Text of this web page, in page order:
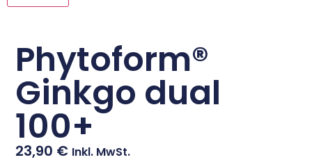
Phytoform®
Ginkgo dual
100+
23,90 € Inkl. MwSt.